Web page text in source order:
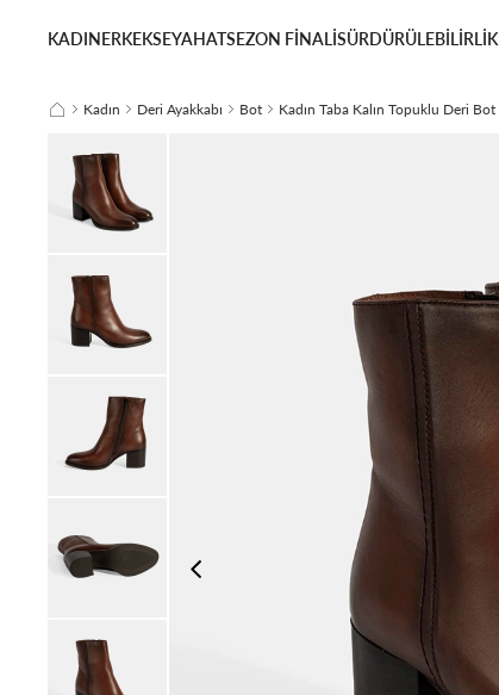
KADINERKEKSEYAHATSEZON FİNALİSÜRDÜRÜLEBİLİRLİK
Kadın Deri Ayakkabı Bot Kadın Taba Kalın Topuklu Deri Bot